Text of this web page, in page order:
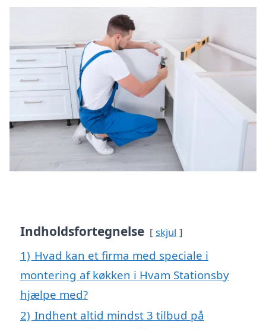
Indholdsfortegnelse skjul
1) Hvad kan et firma med speciale i
montering af køkken i Hvam Stationsby
hjælpe med?
2) Indhent altid mindst 3 tilbud på